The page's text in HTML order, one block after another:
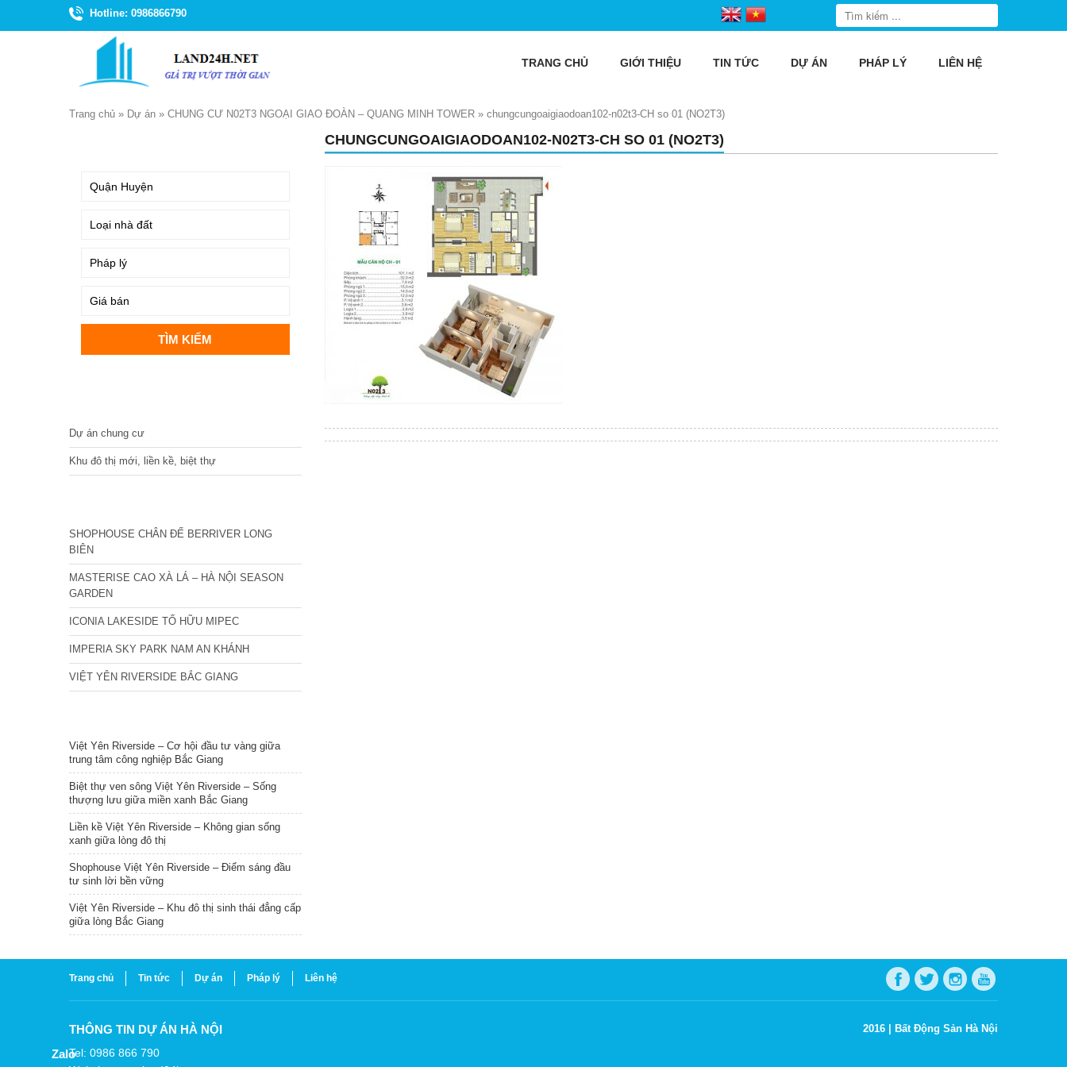
Hotline: 0986866790
TRANG CHỦ GIỚI THIỆU TIN TỨC DỰ ÁN PHÁP LÝ LIÊN HỆ
Trang chủ » Dự án » CHUNG CƯ N02T3 NGOẠI GIAO ĐOÀN – QUANG MINH TOWER » chungcungoaigiaodoan102-n02t3-CH so 01 (NO2T3)
CHUNGCUNGOAIGIAODOAN102-N02T3-CH SO 01 (NO2T3)
Dự án chung cư
Khu đô thị mới, liền kề, biệt thự
SHOPHOUSE CHÂN ĐẾ BERRIVER LONG
BIÊN
MASTERISE CAO XÀ LÁ – HÀ NỘI SEASON
GARDEN
ICONIA LAKESIDE TỐ HỮU MIPEC
IMPERIA SKY PARK NAM AN KHÁNH
VIỆT YÊN RIVERSIDE BẮC GIANG
Việt Yên Riverside – Cơ hội đầu tư vàng giữa
trung tâm công nghiệp Bắc Giang
Biệt thự ven sông Việt Yên Riverside – Sống
thượng lưu giữa miền xanh Bắc Giang
Liền kề Việt Yên Riverside – Không gian sống
xanh giữa lòng đô thị
Shophouse Việt Yên Riverside – Điểm sáng đầu
tư sinh lời bền vững
Việt Yên Riverside – Khu đô thị sinh thái đẳng cấp
giữa lòng Bắc Giang
Trang chủ Tin tức Dự án Pháp lý Liên hệ
THÔNG TIN DỰ ÁN HÀ NỘI
Tel: 0986 866 790
2016 | Bất Động Sản Hà Nội
Zalo